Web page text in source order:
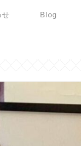
せ Blog